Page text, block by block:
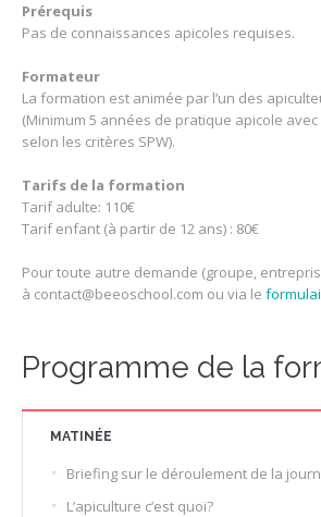
Prérequis
Pas de connaissances apicoles requises.
Formateur
La formation est animée par l’un des
(Minimum 5 années de pratique apicole
selon les critères SPW).
Tarifs de la formation
Tarif adulte: 110€
Tarif enfant (à partir de 12 ans) : 80€
Pour toute autre demande (groupe,
à contact@beeoschool.com ou via le
Programme de la
MATINÉE
Briefing sur le déroulement de la
L’apiculture c’est quoi?